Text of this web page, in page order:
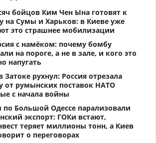
бойцов Ким Чен Ына готовят к
на Сумы и Харьков: в Киеве уже
это страшнее мобилизации
с намёком: почему бомбу
на пороге, а не в зале, и кого это
напугать
Затоке рухнул: Россия отрезала
от румынских поставок НАТО
с начала войны
по Большой Одессе парализовали
экспорт: ГОКи встают,
теряет миллионы тонн, а Киев
о переговорах